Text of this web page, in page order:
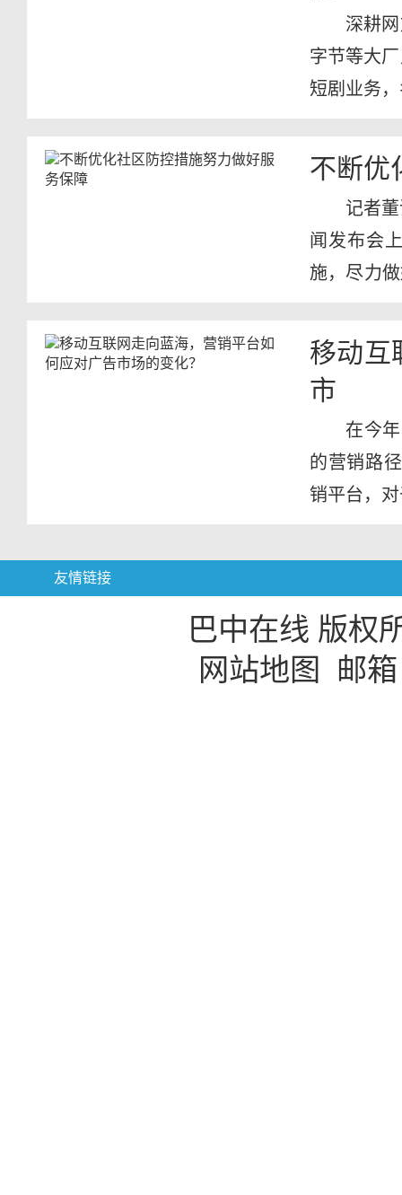
深耕
字节等大
短剧业务
不断优
记者
闻发布会
施，尽力
移动互
市
在今
的营销路
销平台，
友情链接
巴中在线 版权
网站地图
邮